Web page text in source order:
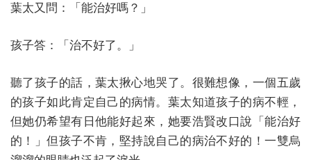
葉太又問：「能治好嗎？」
孩子答：「治不好了。」
聽了孩子的話，葉太揪心地哭了。很難想像，一個五歲
的孩子如此肯定自己的病情。葉太知道孩子的病不輕，
但她仍希望有日他能好起來，她要浩賢改口說「能治好
的！」但孩子不肯，堅持說自己的病治不好的！一雙烏